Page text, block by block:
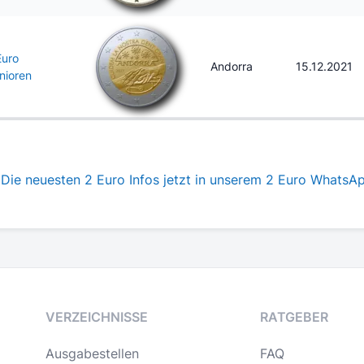
Andorra 15.12.2021
Die neuesten 2 Euro Infos jetzt in unserem 2 Euro
VERZEICHNISSE
Ausgabestellen
RATGEBER
FAQ